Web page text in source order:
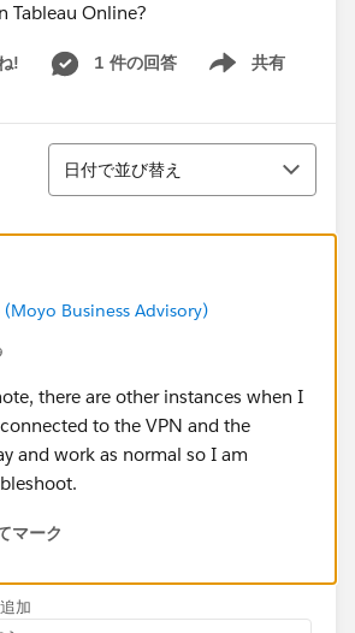
Tableau Online?
! 1 件の回答 共有
Show menu
並び替え
日付で並び替え
Business Advisory)
there are other instances when I
to the VPN and the
and work as normal so I am
マーク
加